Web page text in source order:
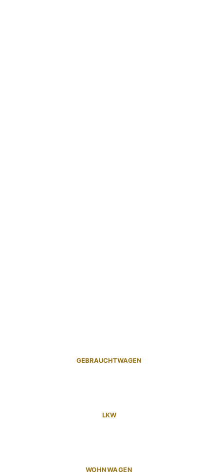
GEBRAUCHTWAGEN
LKW
WOHNWAGEN